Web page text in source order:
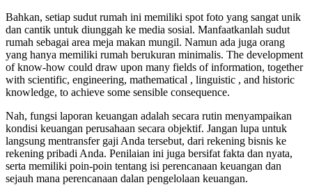
Bahkan, setiap sudut rumah ini memiliki spot foto yang sangat unik
dan cantik untuk diunggah ke media sosial. Manfaatkanlah sudut
rumah sebagai area meja makan mungil. Namun ada juga orang
yang hanya memiliki rumah berukuran minimalis. The development
of know-how could draw upon many fields of information, together
with scientific, engineering, mathematical , linguistic , and historic
knowledge, to achieve some sensible consequence.
Nah, fungsi laporan keuangan adalah secara rutin menyampaikan
kondisi keuangan perusahaan secara objektif. Jangan lupa untuk
langsung mentransfer gaji Anda tersebut, dari rekening bisnis ke
rekening pribadi Anda. Penilaian ini juga bersifat fakta dan nyata,
serta memiliki poin-poin tentang isi perencanaan keuangan dan
sejauh mana perencanaan dalan pengelolaan keuangan.